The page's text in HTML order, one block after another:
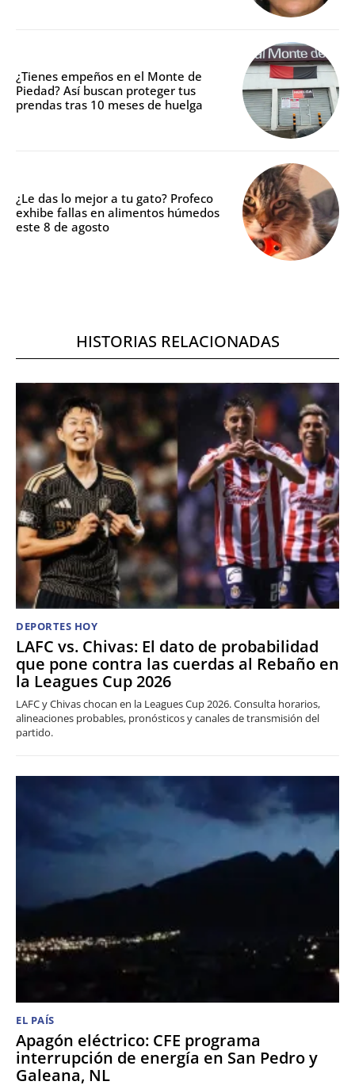
¿Tienes empeños en el Monte de
Piedad? Así buscan proteger tus
prendas tras 10 meses de huelga
¿Le das lo mejor a tu gato? Profeco
exhibe fallas en alimentos húmedos
este 8 de agosto
HISTORIAS RELACIONADAS
DEPORTES HOY
LAFC vs. Chivas: El dato de probabilidad
que pone contra las cuerdas al Rebaño en
la Leagues Cup 2026
LAFC y Chivas chocan en la Leagues Cup 2026. Consulta horarios,
alineaciones probables, pronósticos y canales de transmisión del
partido.
EL PAÍS
Apagón eléctrico: CFE programa
interrupción de energía en San Pedro y
Galeana, NL